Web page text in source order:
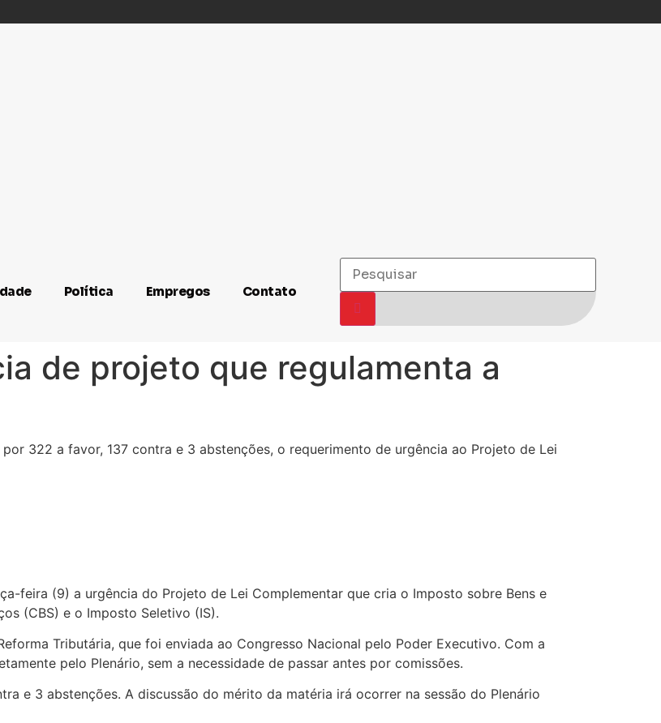
Política Empregos Contato
de projeto que regulamenta a
322 a favor, 137 contra e 3 abstenções, o requerimento de urgência ao Projeto de Lei
feira (9) a urgência do Projeto de Lei Complementar que cria o Imposto sobre Bens e
(CBS) e o Imposto Seletivo (IS).
Tributária, que foi enviada ao Congresso Nacional pelo Poder Executivo. Com a
pelo Plenário, sem a necessidade de passar antes por comissões.
e 3 abstenções. A discussão do mérito da matéria irá ocorrer na sessão do Plenário